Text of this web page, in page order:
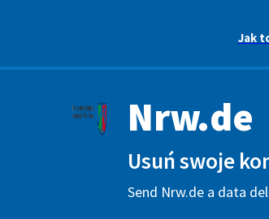
Jak
Nrw.de
Usuń swoje
Send Nrw.de a data